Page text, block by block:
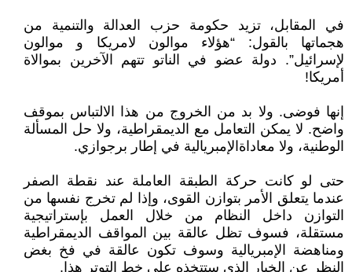
في المقابل، تزيد حكومة حزب العدالة والتنمية من
هجماتها بالقول: “هؤلاء موالون لامريكا و موالون
لإسرائيل”. دولة عضو في الناتو تتهم الآخرين بموالاة
أمريكا!
إنها فوضى. ولا بد من الخروج من هذا الالتباس بموقف
واضح. لا يمكن التعامل مع الديمقراطية، ولا حل المسألة
الوطنية، ولا معاداةالإمبريالية في إطار برجوازي.
حتى لو كانت حركة الطبقة العاملة عند نقطة الصفر
عندما يتعلق الأمر بتوازن القوى، وإذا لم تخرج نفسها من
التوازن داخل النظام من خلال العمل بإستراتيجية
مستقلة، فسوف تظل عالقة بين المواقف الديمقراطية
ومناهضة الإمبريالية وسوف تكون عالقة في فخ بغض
النظر عن الخيار الذي ستتخذه على خط التوتر هذا.